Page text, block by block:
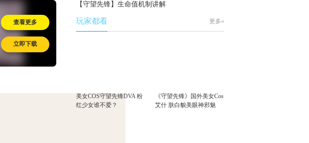
查看更多
立即下载
【守望先锋】生命值机制讲解
玩家都看 更多»
美女COS守望先锋DVA 粉
红少女谁不爱？
《守望先锋》国外美女Cos
艾什 肤白貌美眼神邪魅